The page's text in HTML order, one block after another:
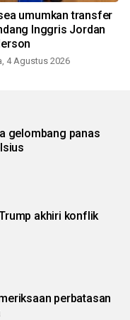
umumkan transfer
Inggris Jordan
4 Agustus 2026
gelombang panas
akhiri konflik
perbatasan